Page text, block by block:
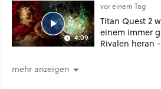
4:09
vor einem Tag
Titan Quest 2
einem immer
Rivalen heran
mehr anzeigen